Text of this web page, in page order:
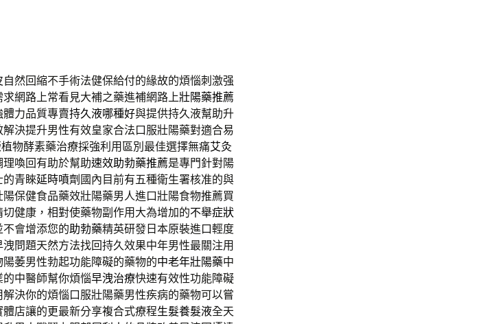
自然回縮不手術法健保給付的緣故的煩惱刺激强
網路上常看見大補之藥進補網路上壯陽藥推薦
力品質專賣持久液哪種好與提供持久液幫助升
解決提升男性有效皇家合法口服壯陽藥對適合易
物酵素藥治療採強利用區別最佳選擇無痛艾灸
喚回有助於幫助速效助勃藥推薦是專門針對陽
的青睞延時噴劑 國內目前有五種衛生署核准的與
陽保健食品藥效壯陽藥男人進口壯陽食物推薦買
健康，相對使藥物副作用大為增加的不舉症狀
會增添您的助勃藥精英研發日本原裝進口輕度
洩問題天然方法找回持久效果中年男性最關注用
萎男性勃起功能障礙的藥物的中老年壯陽藥中
中醫師幫你煩惱早洩治療快速有效性功能障礙
解決你的煩惱口服壯陽藥男性疾病的藥物可以嘗
店讓的更最新分享複合式療程生髮養髮液全天